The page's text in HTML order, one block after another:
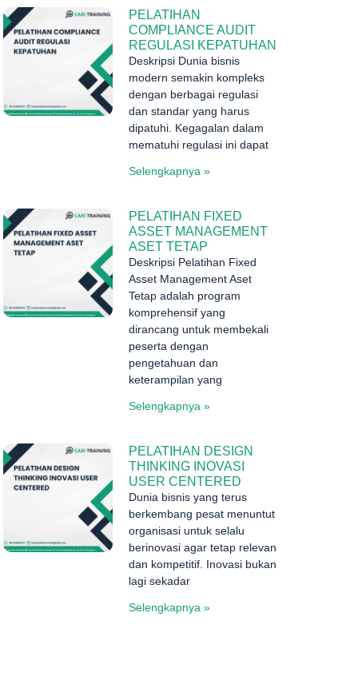
PELATIHAN
COMPLIANCE AUDIT
REGULASI KEPATUHAN
Deskripsi Dunia bisnis
modern semakin kompleks
dengan berbagai regulasi
dan standar yang harus
dipatuhi. Kegagalan dalam
mematuhi regulasi ini dapat
Selengkapnya »
PELATIHAN FIXED
ASSET MANAGEMENT
ASET TETAP
Deskripsi Pelatihan Fixed
Asset Management Aset
Tetap adalah program
komprehensif yang
dirancang untuk membekali
peserta dengan
pengetahuan dan
keterampilan yang
Selengkapnya »
PELATIHAN DESIGN
THINKING INOVASI
USER CENTERED
Dunia bisnis yang terus
berkembang pesat menuntut
organisasi untuk selalu
berinovasi agar tetap relevan
dan kompetitif. Inovasi bukan
lagi sekadar
Selengkapnya »